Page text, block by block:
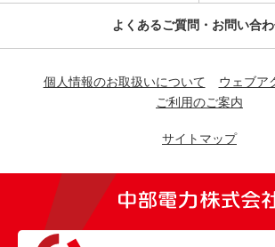
よくあるご質問・お問い合
個人情報のお取扱いについて
ウェブア
ご利用のご案内
サイトマップ